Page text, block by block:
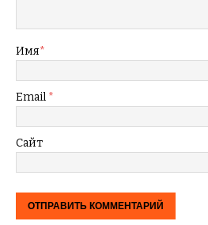
Имя*
Email *
Сайт